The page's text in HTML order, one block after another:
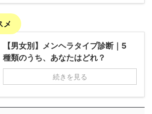
メ
【男女別】メンヘラタイプ診断｜5
種類のうち、あなたはどれ？
続きを見る